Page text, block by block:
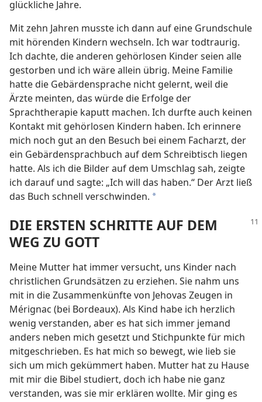
glückliche Jahre.
Mit zehn Jahren musste ich dann auf eine Grundschule
mit hörenden Kindern wechseln. Ich war todtraurig.
Ich dachte, die anderen gehörlosen Kinder seien alle
gestorben und ich wäre allein übrig. Meine Familie
hatte die Gebärdensprache nicht gelernt, weil die
Ärzte meinten, das würde die Erfolge der
Sprachtherapie kaputt machen. Ich durfte auch keinen
Kontakt mit gehörlosen Kindern haben. Ich erinnere
mich noch gut an den Besuch bei einem Facharzt, der
ein Gebärdensprachbuch auf dem Schreibtisch liegen
hatte. Als ich die Bilder auf dem Umschlag sah, zeigte
ich darauf und sagte: „Ich will das haben.“ Der Arzt ließ
das Buch schnell verschwinden. *
DIE ERSTEN SCHRITTE AUF DEM
WEG ZU GOTT
Meine Mutter hat immer versucht, uns Kinder nach
christlichen Grundsätzen zu erziehen. Sie nahm uns
mit in die Zusammenkünfte von Jehovas Zeugen in
Mérignac (bei Bordeaux). Als Kind habe ich herzlich
wenig verstanden, aber es hat sich immer jemand
anders neben mich gesetzt und Stichpunkte für mich
mitgeschrieben. Es hat mich so bewegt, wie lieb sie
sich um mich gekümmert haben. Mutter hat zu Hause
mit mir die Bibel studiert, doch ich habe nie ganz
verstanden, was sie mir erklären wollte. Mir ging es